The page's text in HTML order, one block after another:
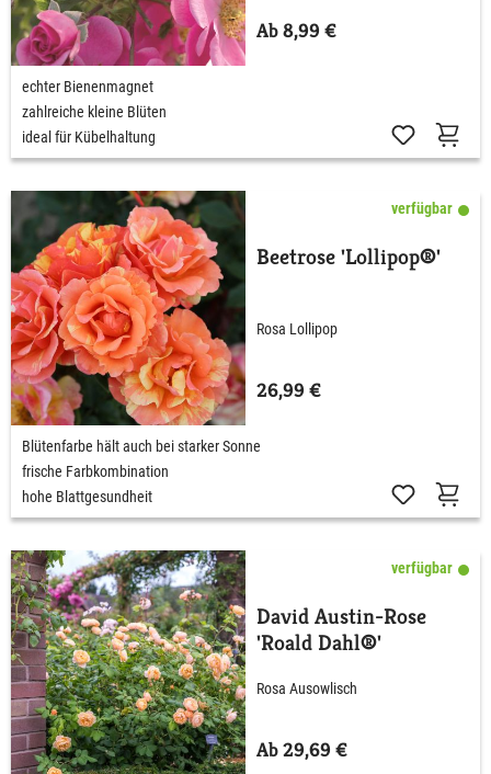
Ab 8,99 €
echter Bienenmagnet
zahlreiche kleine Blüten
ideal für Kübelhaltung
verfügbar
Beetrose 'Lollipop®'
Rosa Lollipop
26,99 €
Blütenfarbe hält auch bei starker Sonne
frische Farbkombination
hohe Blattgesundheit
verfügbar
David Austin-Rose
'Roald Dahl®'
Rosa Ausowlisch
Ab 29,69 €